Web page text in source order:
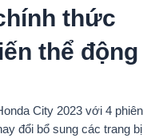
thức
thể động
City 2023 với 4 phiên
đổi bổ sung các trang bị